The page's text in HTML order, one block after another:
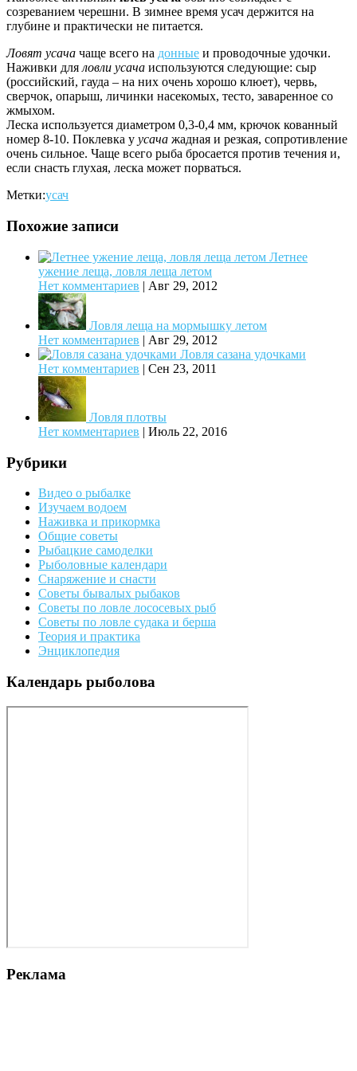
созреванием черешни. В зимнее время усач держится на
глубине и практически не питается.
Ловят усача чаще всего на донные и проводочные удочки.
Наживки дляловли усача используются следующие: сыр
(российский, гауда – на них очень хорошо клюет), червь,
сверчок, опарыш, личинки насекомых, тесто, заваренное со
жмыхом.
Леска используется диаметром 0,3-0,4 мм, крючок кованный
номер 8-10. Поклевка у усача жадная и резкая, сопротивление
очень сильное. Чаще всего рыба бросается против течения и,
если снасть глухая, леска может порваться.
Метки:усач
Похожие записи
Летнее
ужение леща, ловля леща летом
Нет комментариев | Авг 29, 2012
Ловля леща на мормышку летом
Нет комментариев | Авг 29, 2012
Ловля сазана удочками
Нет комментариев | Сен 23, 2011
Ловля плотвы
Нет комментариев | Июль 22, 2016
Рубрики
Видео о рыбалке
Изучаем водоем
Наживка и прикормка
Общие советы
Рыбацкие самоделки
Рыболовные календари
Снаряжение и снасти
Советы бывалых рыбаков
Советы по ловле лососевых рыб
Советы по ловле судака и берша
Теория и практика
Энциклопедия
Календарь рыболова
Реклама